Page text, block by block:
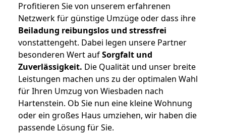
Profitieren Sie von unserem erfahrenen
Netzwerk für günstige Umzüge oder dass ihre
Beiladung reibungslos und stressfrei
vonstattengeht. Dabei legen unsere Partner
besonderen Wert aufSorgfalt und
Zuverlässigkeit. Die Qualität und unser breite
Leistungen machen uns zu der optimalen Wahl
für Ihren Umzug von Wiesbaden nach
Hartenstein. Ob Sie nun eine kleine Wohnung
oder ein großes Haus umziehen, wir haben die
passende Lösung für Sie.